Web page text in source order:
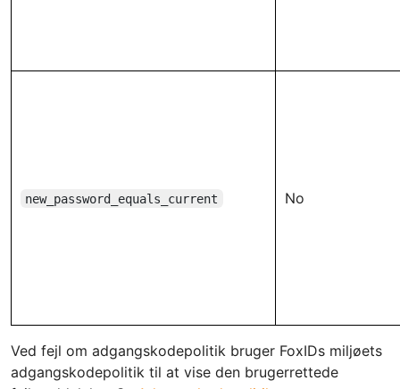
new_password_equals_current No
Ved fejl om adgangskodepolitik bruger FoxIDs miljøets
adgangskodepolitik til at vise den brugerrettede